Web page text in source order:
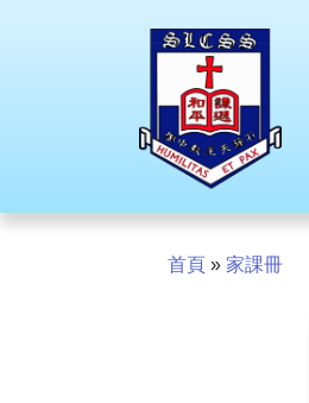
首頁 » 家課冊